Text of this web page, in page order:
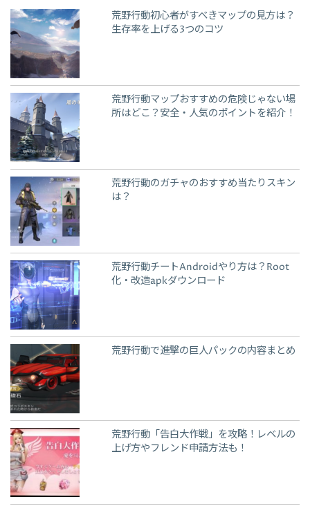
荒野行動初心者がすべきマップの見方は？
生存率を上げる3つのコツ
荒野行動マップおすすめの危険じゃない場
所はどこ？安全・人気のポイントを紹介！
荒野行動のガチャのおすすめ当たりスキン
は？
荒野行動チートAndroidやり方は？Root
化・改造apkダウンロード
荒野行動で進撃の巨人パックの内容まとめ
荒野行動「告白大作戦」を攻略！レベルの
上げ方やフレンド申請方法も！